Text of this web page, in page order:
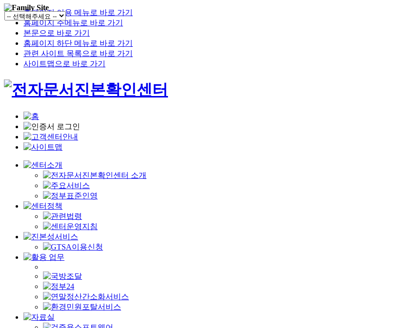
홈페이지 이용 메뉴로 바로 가기
홈페이지 주메뉴로 바로 가기
본문으로 바로 가기
홈페이지 하단 메뉴로 바로 가기
관련 사이트 목록으로 바로 가기
사이트맵으로 바로 가기